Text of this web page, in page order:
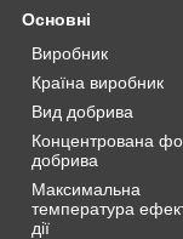
Основні
Виробник
Країна виробник
Вид добрива
Концентрована
добрива
Максимальна
температура
дії